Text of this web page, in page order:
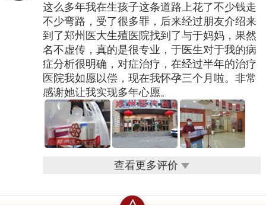
这么多年我在生孩子这条道路上花了不少钱走
不少弯路，受了很多罪，后来经过朋友介绍来
到了郑州医大生殖医院找到了与于妈妈，果然
名不虚传，真的是很专业，于医生对于我的病
症分析很明确，对症治疗，在经过半年的治疗
医院我如愿以偿，现在我怀孕三个月啦。非常
感谢她让我实现多年心愿。
查看更多评价